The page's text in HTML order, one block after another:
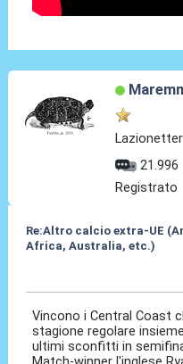
Lazionetter
21.996
Registrato
Re:Altro calcio extra-UE
Africa, Australia, etc.)
Vincono i Central Coast
stagione regolare
ultimi sconfitti in